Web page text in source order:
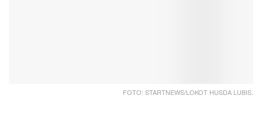
FOTO: STARTNEWS/LOKOT HUSDA LUBIS.